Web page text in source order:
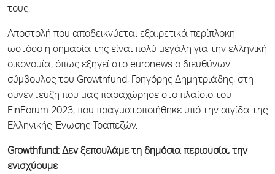
τους.
Αποστολή που αποδεικνύεται εξαιρετικά περίπλοκη,
ωστόσο η σημασία της είναι πολύ μεγάλη για την ελληνική
οικονομία, όπως εξηγεί στο euronews o διευθύνων
σύμβουλος του Growthfund, Γρηγόρης Δημητριάδης, στη
συνέντευξη που μας παραχώρησε στο πλαίσιο του
FinForum 2023, που πραγματοποιήθηκε υπό την αιγίδα της
Ελληνικής Ένωσης Τραπεζών.
Growthfund: Δεν ξεπουλάμε τη δημόσια περιουσία, την
ενισχύουμε